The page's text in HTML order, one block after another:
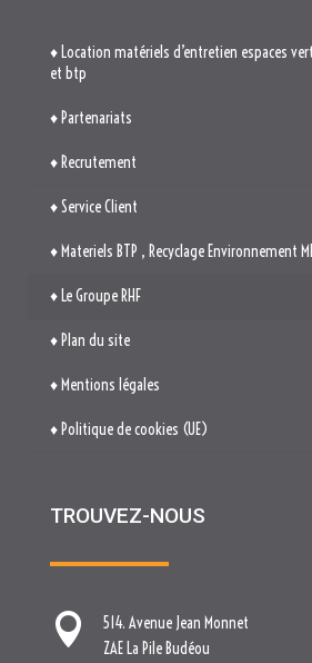
♦ Location matériels d’entretien espaces
et btp
♦ Partenariats
♦ Recrutement
♦ Service Client
♦ Materiels BTP , Recyclage Environnement
♦ Le Groupe RHF
♦ Plan du site
♦ Mentions légales
♦ Politique de cookies (UE)
TROUVEZ-NOUS

514. Avenue Jean Monnet
ZAE La Pile Budéou